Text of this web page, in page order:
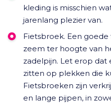
kleding is misschien
jarenlang plezier van.
Fietsbroek. Een
zeem ter hoogte van
zadelpijn. Let erop dat
zitten op plekken die
Fietsbroeken zijn
en lange pijpen, in